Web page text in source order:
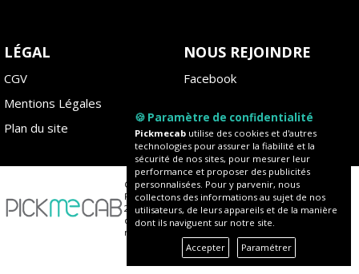
LÉGAL
CGV
Mentions Légales
Plan du site
NOUS REJOINDRE
Facebook
Blog
Copyright ©
Pickmecab
2020 - Tous
droits
réservés
🍪 Paramètre de confidentialité
Pickmecab utilise des cookies et d'autres
technologies pour assurer la fiabilité et la
sécurité de nos sites, pour mesurer leur
performance et proposer des publicités
personnalisées. Pour y parvenir, nous
collectons des informations au sujet de nos
utilisateurs, de leurs appareils et de la manière
dont ils naviguent sur notre site.
Accepter Paramétrer